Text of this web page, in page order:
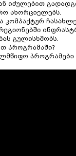
იძულებით
ახორციელებს.
კომპაქტურ
გულისხმობს.
პროგრამაში?
პროგრამები